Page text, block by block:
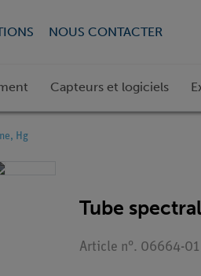
NOUS CONTACTER
Capteurs et logiciels
Hg
Tube
Article n°. 06664-